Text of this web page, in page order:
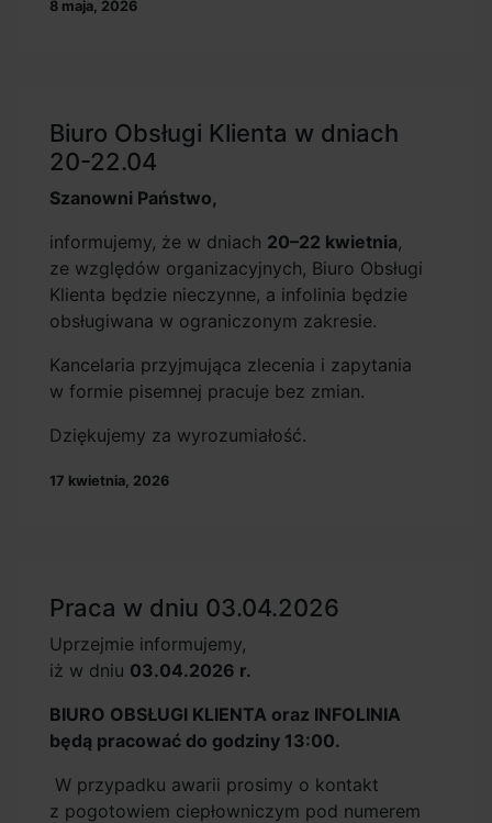
8 maja, 2026
Biuro Obsługi Klienta w dniach
20-22.04
Szanowni Państwo,
informujemy, że w dniach 20–22 kwietnia,
ze względów organizacyjnych, Biuro Obsługi
Klienta będzie nieczynne, a infolinia będzie
obsługiwana w ograniczonym zakresie.
Kancelaria przyjmująca zlecenia i zapytania
w formie pisemnej pracuje bez zmian.
Dziękujemy za wyrozumiałość.
17 kwietnia, 2026
Praca w dniu 03.04.2026
Uprzejmie informujemy,
iż w dniu 03.04.2026 r.
BIURO OBSŁUGI KLIENTA oraz INFOLINIA
będą pracować do godziny 13:00.
W przypadku awarii prosimy o kontakt
z pogotowiem ciepłowniczym pod numerem